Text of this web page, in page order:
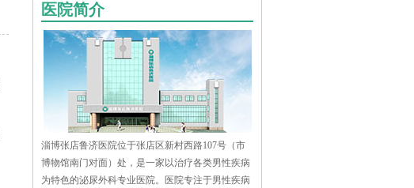
医院简介
淄博张店鲁济医院位于张店区新村西路107号（市
博物馆南门对面）处，是一家以治疗各类男性疾病
为特色的泌尿外科专业医院。医院专注于男性疾病